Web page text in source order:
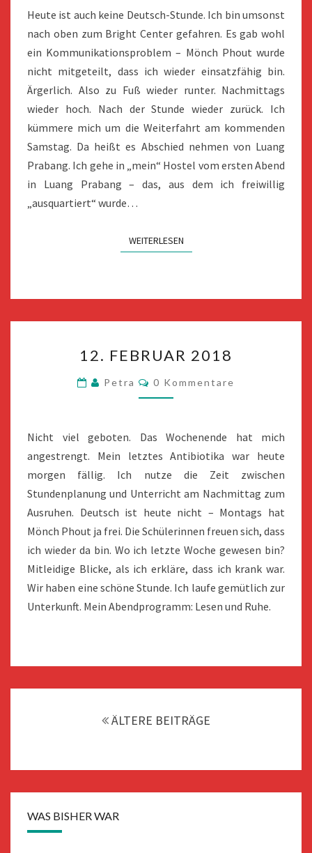
Heute ist auch keine Deutsch-Stunde. Ich bin umsonst
nach oben zum Bright Center gefahren. Es gab wohl
ein Kommunikationsproblem – Mönch Phout wurde
nicht mitgeteilt, dass ich wieder einsatzfähig bin.
Ärgerlich. Also zu Fuß wieder runter. Nachmittags
wieder hoch. Nach der Stunde wieder zurück. Ich
kümmere mich um die Weiterfahrt am kommenden
Samstag. Da heißt es Abschied nehmen von Luang
Prabang. Ich gehe in „mein“ Hostel vom ersten Abend
in Luang Prabang – das, aus dem ich freiwillig
„ausquartiert“ wurde…
WEITERLESENWEITERLESEN
FEBRUAR
2018
12. FEBRUAR 2018
Petra Kommentare
0 Kommentare
Nicht viel geboten. Das Wochenende hat mich
angestrengt. Mein letztes Antibiotika war heute
morgen fällig. Ich nutze die Zeit zwischen
Stundenplanung und Unterricht am Nachmittag zum
Ausruhen. Deutsch ist heute nicht – Montags hat
Mönch Phout ja frei. Die Schülerinnen freuen sich, dass
ich wieder da bin. Wo ich letzte Woche gewesen bin?
Mitleidige Blicke, als ich erkläre, dass ich krank war.
Wir haben eine schöne Stunde. Ich laufe gemütlich zur
Unterkunft. Mein Abendprogramm: Lesen und Ruhe.
ÄLTERE BEITRÄGE
WAS BISHER WAR